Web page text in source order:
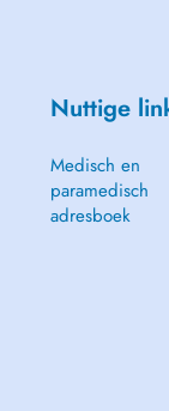
Nuttige
Medisch en
paramedisch
adresboek